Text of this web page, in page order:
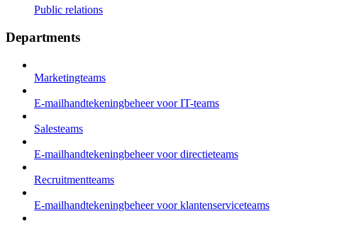
Public relations
Departments
Marketingteams
E-mailhandtekeningbeheer voor IT-teams
Salesteams
E-mailhandtekeningbeheer voor directieteams
Recruitmentteams
E-mailhandtekeningbeheer voor klantenserviceteams